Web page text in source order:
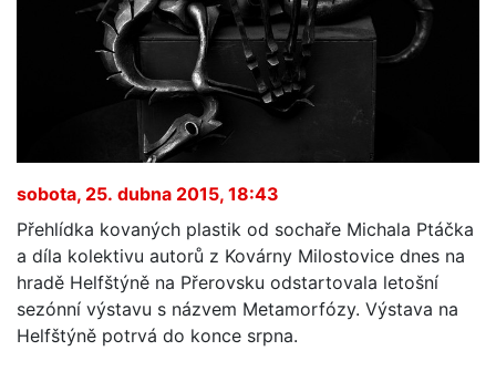
sobota, 25. dubna 2015, 18:43
Přehlídka kovaných plastik od sochaře Michala Ptáčka
a díla kolektivu autorů z Kovárny Milostovice dnes na
hradě Helfštýně na Přerovsku odstartovala letošní
sezónní výstavu s názvem Metamorfózy. Výstava na
Helfštýně potrvá do konce srpna.